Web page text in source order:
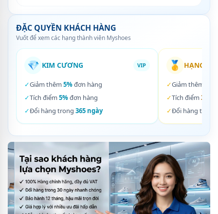
ĐẶC QUYỀN KHÁCH HÀNG
Vuốt để xem các hạng thành viên Myshoes
💎 KIM CƯƠNG VIP
✓Giảm thêm 5%đơn hàng
✓Tích điểm 5%đơn hàng
✓Đổi hàng trong 365 ngày
🥇 HẠNG
✓Giảm thêm
✓Tích điểm 3%
✓Đổi hàng trong